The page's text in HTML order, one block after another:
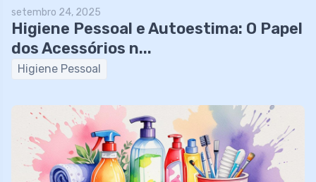
setembro 24, 2025
Higiene Pessoal e Autoestima: O Papel
dos Acessórios n...
Higiene Pessoal